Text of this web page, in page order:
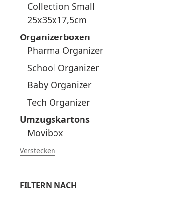
Collection Small
25x35x17,5cm
Organizerboxen
Pharma Organizer
School Organizer
Baby Organizer
Tech Organizer
Umzugskartons
Movibox
Verstecken
FILTERN NACH